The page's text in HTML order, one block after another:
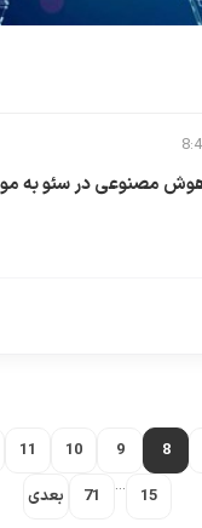
مصنوعی در سئو به
8
9
10
11
15
...
71 بعدی